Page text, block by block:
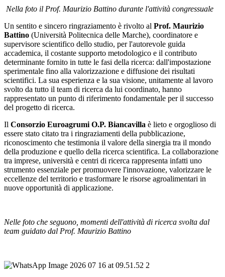
Nella foto il Prof. Maurizio Battino durante l'attività congressuale
Un sentito e sincero ringraziamento è rivolto al Prof. Maurizio
Battino (Università Politecnica delle Marche), coordinatore e
supervisore scientifico dello studio, per l'autorevole guida
accademica, il costante supporto metodologico e il contributo
determinante fornito in tutte le fasi della ricerca: dall'impostazione
sperimentale fino alla valorizzazione e diffusione dei risultati
scientifici. La sua esperienza e la sua visione, unitamente al lavoro
svolto da tutto il team di ricerca da lui coordinato, hanno
rappresentato un punto di riferimento fondamentale per il successo
del progetto di ricerca.
Il Consorzio Euroagrumi O.P. Biancavilla è lieto e orgoglioso di
essere stato citato tra i ringraziamenti della pubblicazione,
riconoscimento che testimonia il valore della sinergia tra il mondo
della produzione e quello della ricerca scientifica. La collaborazione
tra imprese, università e centri di ricerca rappresenta infatti uno
strumento essenziale per promuovere l'innovazione, valorizzare le
eccellenze del territorio e trasformare le risorse agroalimentari in
nuove opportunità di applicazione.
Nelle foto che seguono, momenti dell'attività di ricerca svolta dal
team guidato dal Prof. Maurizio Battino